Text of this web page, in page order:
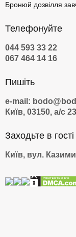
Бронюй дозвілля
Телефонуйте
044 593 33 22
067 464 14 16
Пишіть
e-mail:
Київ, 03150, а/с
Заходьте в гості
Київ, вул.